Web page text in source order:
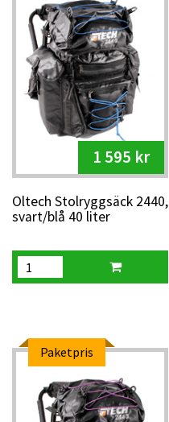
1 595 kr
Oltech Stolryggsäck 2440,
svart/blå 40 liter
Paketpris